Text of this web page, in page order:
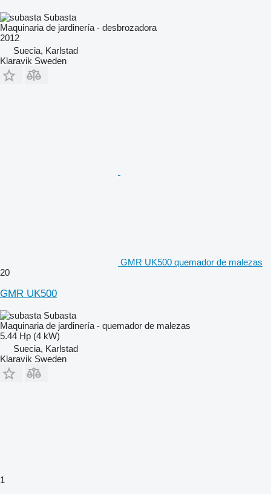
Subasta
Maquinaria de jardinería - desbrozadora
2012
Suecia, Karlstad
Klaravik Sweden
GMR UK500 quemador de malezas
20
GMR UK500
Subasta
Maquinaria de jardinería - quemador de malezas
5.44 Hp (4 kW)
Suecia, Karlstad
Klaravik Sweden
1